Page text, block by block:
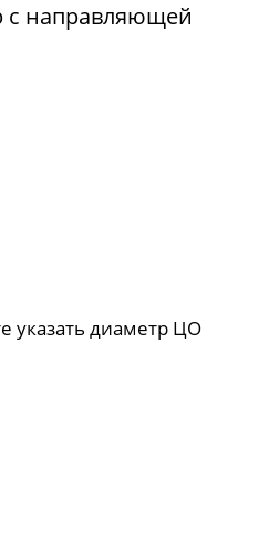
с направляющей
указать диаметр ЦО